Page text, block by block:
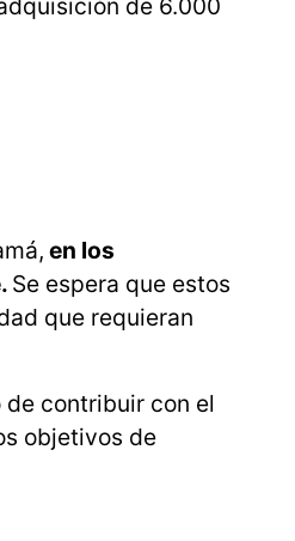
de 6.000
en los
Se espera que estos
que requieran
contribuir con el
objetivos de